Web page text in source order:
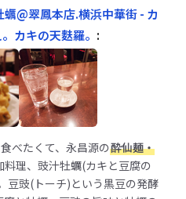
@翠鳳本店.横浜中華街 - カ
カキの天麩羅。 :
べたくて、永昌源の酔仙麺・
料理、豉汁牡蠣(カキと豆腐の
豆豉(トーチ)という黒豆の発酵